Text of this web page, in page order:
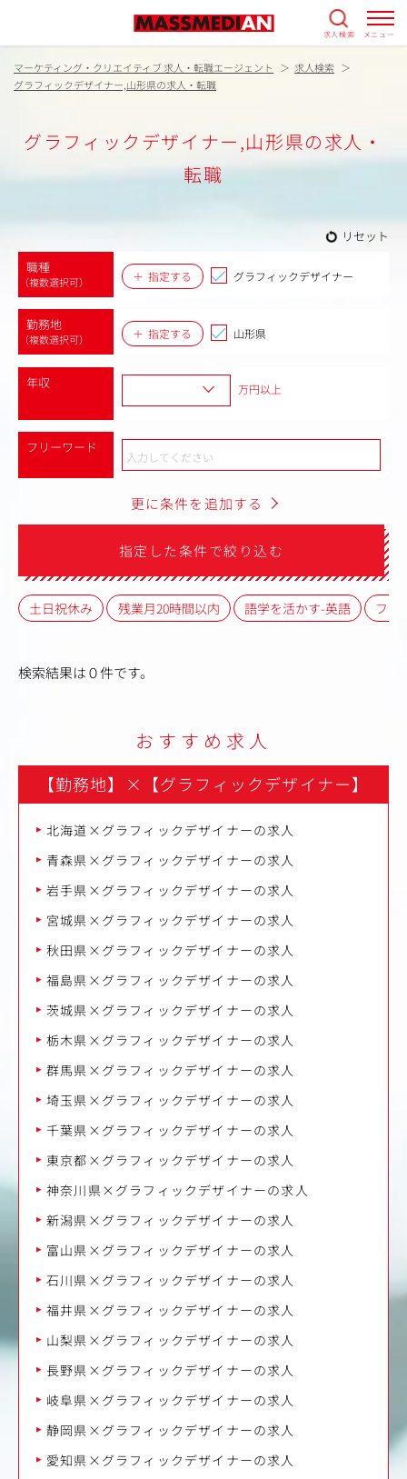
求人検索 メニュー
マーケティング・クリエイティブ 求人・転職エージェント
求人検索
グラフィックデザイナー,山形県の求人・転職
グラフィックデザイナー,山形県の求人・
転職
リセット
職種
（複数選択可） 指定する グラフィックデザイナー
勤務地
（複数選択可） 指定する 山形県
年収 万円以上
フリーワード
更に条件を追加する
指定した条件で絞り込む
土日祝休み 残業月20時間以内 語学を活かす-英語 フレ
検索結果は０件です。
おすすめ求人
【勤務地】 × 【グラフィックデザイナー】
北海道×グラフィックデザイナーの求人
青森県×グラフィックデザイナーの求人
岩手県×グラフィックデザイナーの求人
宮城県×グラフィックデザイナーの求人
秋田県×グラフィックデザイナーの求人
福島県×グラフィックデザイナーの求人
茨城県×グラフィックデザイナーの求人
栃木県×グラフィックデザイナーの求人
群馬県×グラフィックデザイナーの求人
埼玉県×グラフィックデザイナーの求人
千葉県×グラフィックデザイナーの求人
東京都×グラフィックデザイナーの求人
神奈川県×グラフィックデザイナーの求人
新潟県×グラフィックデザイナーの求人
富山県×グラフィックデザイナーの求人
石川県×グラフィックデザイナーの求人
福井県×グラフィックデザイナーの求人
山梨県×グラフィックデザイナーの求人
長野県×グラフィックデザイナーの求人
岐阜県×グラフィックデザイナーの求人
静岡県×グラフィックデザイナーの求人
愛知県×グラフィックデザイナーの求人